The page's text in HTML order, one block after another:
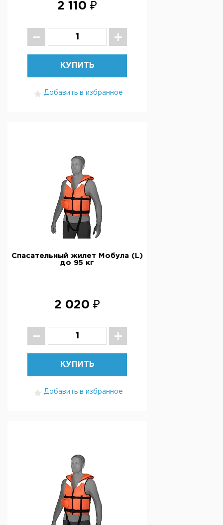
2 110 ₽
КУПИТЬ
Добавить в избранное
Спасательный жилет Мобула (L)
до 95 кг
2 020 ₽
КУПИТЬ
Добавить в избранное